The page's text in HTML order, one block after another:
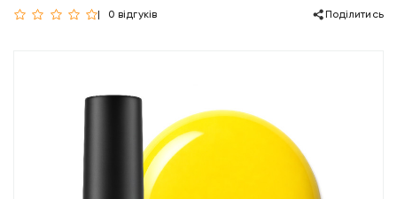
0 відгуків Поділитись